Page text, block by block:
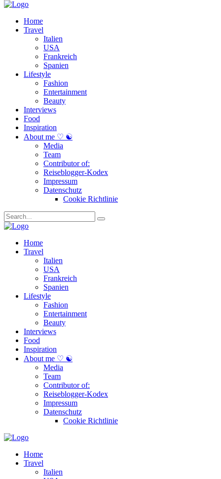
Home
Travel
Italien
USA
Frankreich
Spanien
Lifestyle
Fashion
Entertainment
Beauty
Interviews
Food
Inspiration
About me ♡ ☯
Media
Team
Contributor of:
Reiseblogger-Kodex
Impressum
Datenschutz
Cookie Richtlinie
Home
Travel
Italien
USA
Frankreich
Spanien
Lifestyle
Fashion
Entertainment
Beauty
Interviews
Food
Inspiration
About me ♡ ☯
Media
Team
Contributor of:
Reiseblogger-Kodex
Impressum
Datenschutz
Cookie Richtlinie
Home
Travel
Italien